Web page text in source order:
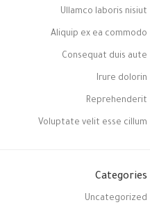
Ullamco laboris nisiut
Aliquip ex ea commodo
Consequat duis aute
Irure dolorin
Reprehenderit
Voluptate velit esse cillum
Categories
Uncategorized